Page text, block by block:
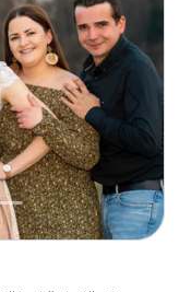
Next